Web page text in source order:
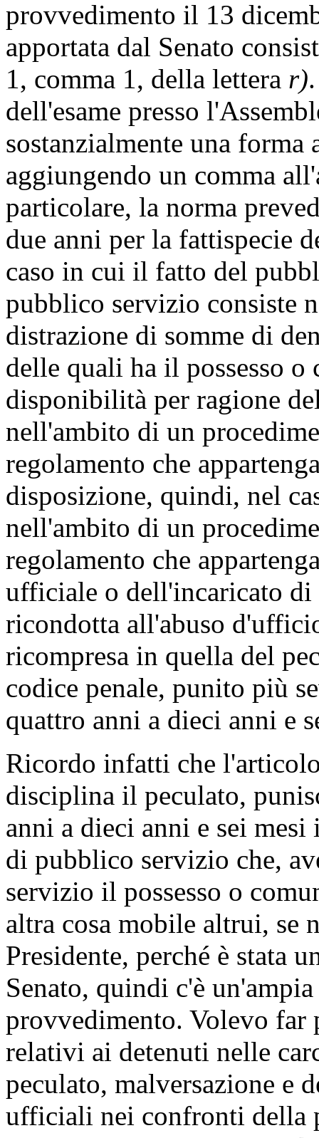
provvedimento il 13
apportata dal Senato
1, comma 1, della lettera r)
dell'esame presso
sostanzialmente una
aggiungendo un comma
particolare, la norma
due anni per la fattispecie
caso in cui il fatto del
pubblico servizio consiste
distrazione di somme di
delle quali ha il possesso o
disponibilità per ragione
nell'ambito di un
regolamento che
disposizione, quindi, nel
nell'ambito di un
regolamento che
ufficiale o dell'incaricato di
ricondotta all'abuso
ricompresa in quella del
codice penale, punito più
quattro anni a dieci anni e
Ricordo infatti che
disciplina il peculato,
anni a dieci anni e sei
di pubblico servizio che,
servizio il possesso o
altra cosa mobile altrui, se
Presidente, perché è stata
Senato, quindi c'è
provvedimento. Volevo far
relativi ai detenuti nelle
peculato, malversazione
ufficiali nei confronti della